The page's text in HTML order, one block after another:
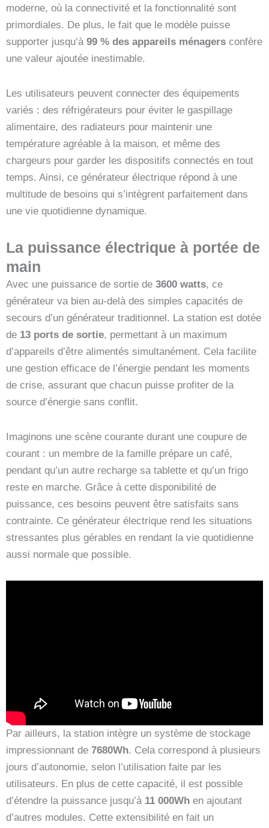
moderne, où la connectivité et la fonctionnalité sont
primordiales. De plus, le fait que le modèle puisse
supporter jusqu’à 99 % des appareils ménagers confère
une valeur ajoutée inestimable.
Les utilisateurs peuvent connecter des équipements
variés : des réfrigérateurs pour éviter le gaspillage
alimentaire, des radiateurs pour maintenir une
température agréable à la maison, et même des
chargeurs pour garder les dispositifs connectés en tout
temps. Ainsi, ce générateur électrique répond à une
multitude de besoins qui s’intègrent parfaitement dans
une vie quotidienne dynamique.
La puissance électrique à portée de
main
Avec une puissance de sortie de 3600 watts, ce
générateur va bien au-delà des simples capacités de
secours d’un générateur traditionnel. La station est dotée
de 13 ports de sortie, permettant à un maximum
d’appareils d’être alimentés simultanément. Cela facilite
une gestion efficace de l’énergie pendant les moments
de crise, assurant que chacun puisse profiter de la
source d’énergie sans conflit.
Imaginons une scène courante durant une coupure de
courant : un membre de la famille prépare un café,
pendant qu’un autre recharge sa tablette et qu’un frigo
reste en marche. Grâce à cette disponibilité de
puissance, ces besoins peuvent être satisfaits sans
contrainte. Ce générateur électrique rend les situations
stressantes plus gérables en rendant la vie quotidienne
aussi normale que possible.
Par ailleurs, la station intègre un système de stockage
impressionnant de 7680Wh. Cela correspond à plusieurs
jours d’autonomie, selon l’utilisation faite par les
utilisateurs. En plus de cette capacité, il est possible
d’étendre la puissance jusqu’à 11 000Wh en ajoutant
d’autres modules. Cette extensibilité en fait un